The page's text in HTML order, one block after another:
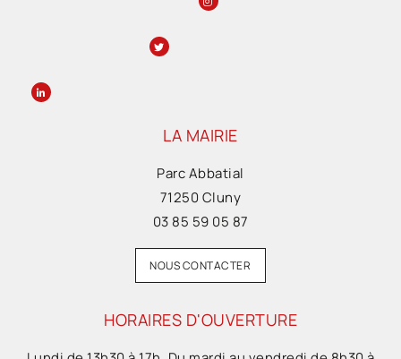
LA MAIRIE
Parc Abbatial
71250 Cluny
03 85 59 05 87
NOUS CONTACTER
HORAIRES D'OUVERTURE